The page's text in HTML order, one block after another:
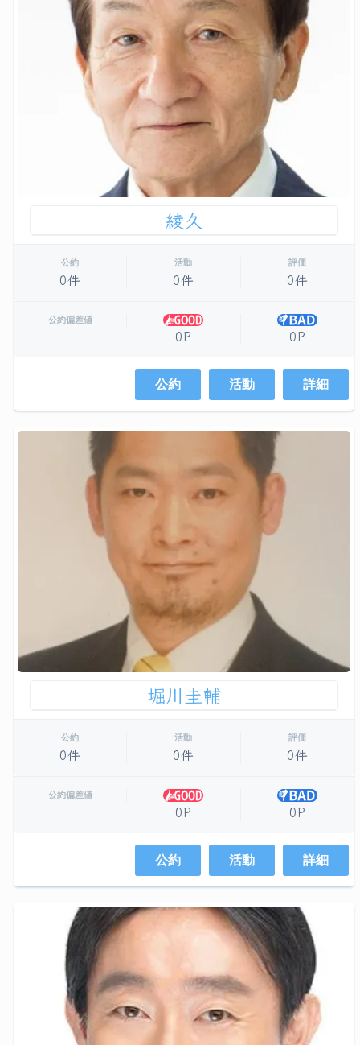
綾久
公約
0件
活動
0件
評価
0件
公約偏差値
0P 0P
公約 活動 詳細
堀川圭輔
公約
0件
活動
0件
評価
0件
公約偏差値
0P 0P
公約 活動 詳細